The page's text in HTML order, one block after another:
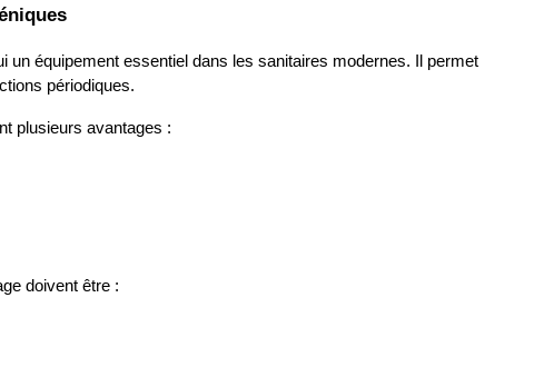
un équipement essentiel dans les sanitaires modernes. Il permet
périodiques.
plusieurs avantages :
doivent être :